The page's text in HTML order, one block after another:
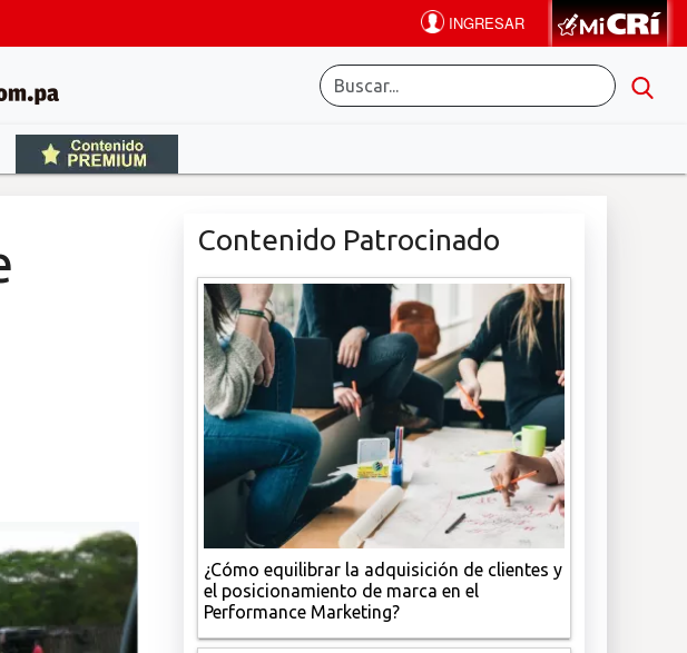
Contenido Patrocinado
¿Cómo equilibrar la adquisición de clientes y
el posicionamiento de marca en el
Performance Marketing?